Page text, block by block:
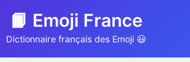
📙 Emoji France
Dictionnaire français des Emoji 😃